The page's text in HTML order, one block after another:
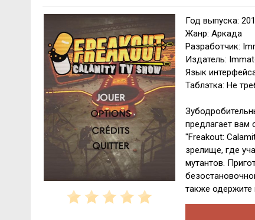
Год выпуска:
Жанр: Аркада
Разработчик:
Издатель:
Язык
Таблэтка: Не
предлагает вам
"Freakout:
зрелище, где
мутантов.
также одержите